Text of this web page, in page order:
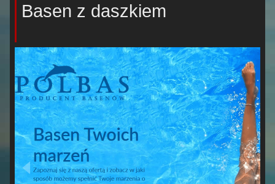
Basen z daszkiem